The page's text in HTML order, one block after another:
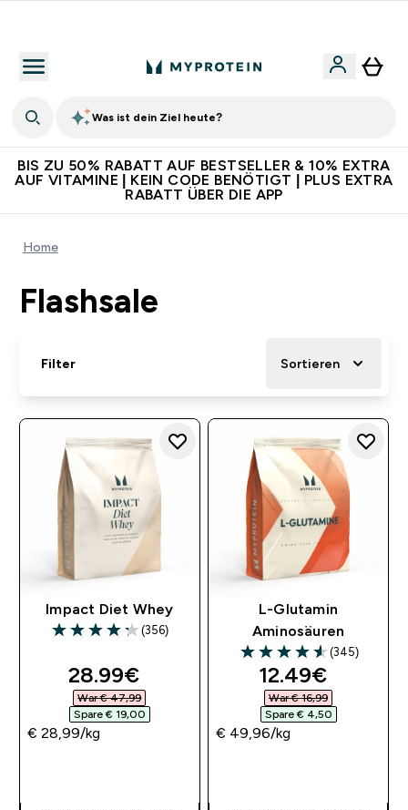
Was ist dein Ziel heute?
BIS ZU 50% RABATT AUF BESTSELLER & 10% EXTRA
AUF VITAMINE | KEIN CODE BENÖTIGT | PLUS EXTRA
RABATT ÜBER DIE APP
Home
Flashsale
Filter Sortieren
Impact Diet Whey
4.26 out of 5 stars
(356)
discounted price
28.99€‎
War € 47,99‎
Spare € 19,00‎
€ 28,99‎/kg
L-Glutamin
Aminosäuren
4.56 out of 5 stars
(345)
discounted
12.49€‎
War € 16,99‎
Spare € 4,50‎
€ 49,96‎/kg